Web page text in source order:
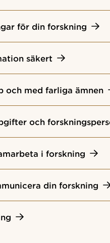
för din forskning
säkert
och med farliga ämnen
och
i forskning
din forskning